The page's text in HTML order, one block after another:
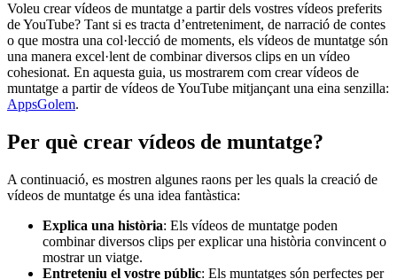
Voleu crear vídeos de muntatge a partir dels vostres vídeos preferits
de YouTube? Tant si es tracta d’entreteniment, de narració de contes
o que mostra una col·lecció de moments, els vídeos de muntatge són
una manera excel·lent de combinar diversos clips en un vídeo
cohesionat. En aquesta guia, us mostrarem com crear vídeos de
muntatge a partir de vídeos de YouTube mitjançant una eina senzilla:
AppsGolem.
Per què crear vídeos de muntatge?
A continuació, es mostren algunes raons per les quals la creació de
vídeos de muntatge és una idea fantàstica:
Explica una història: Els vídeos de muntatge poden
combinar diversos clips per explicar una història convincent o
mostrar un viatge.
Entreteniu el vostre públic: Els muntatges són perfectes per